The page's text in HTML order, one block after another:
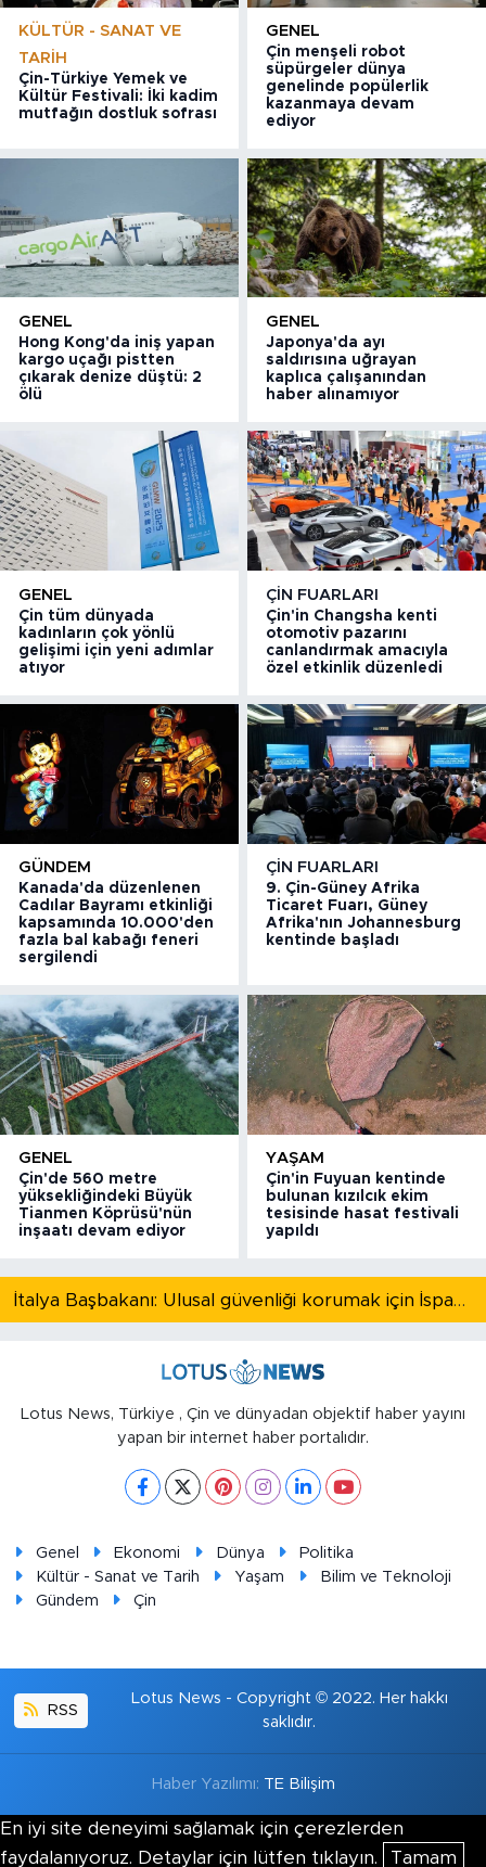
KÜLTÜR - SANAT VE
TARIH
Çin-Türkiye Yemek ve
Kültür Festivali: İki kadim
mutfağın dostluk sofrası
GENEL
Çin menşeli robot
süpürgeler dünya
genelinde popülerlik
kazanmaya devam
ediyor
GENEL
Hong Kong'da iniş yapan
kargo uçağı pistten
çıkarak denize düştü: 2
ölü
GENEL
Japonya'da ayı
saldırısına uğrayan
kaplıca çalışanından
haber alınamıyor
GENEL
Çin tüm dünyada
kadınların çok yönlü
gelişimi için yeni adımlar
atıyor
ÇIN FUARLARI
Çin'in Changsha kenti
otomotiv pazarını
canlandırmak amacıyla
özel etkinlik düzenledi
GÜNDEM
Kanada'da düzenlenen
Cadılar Bayramı etkinliği
kapsamında 10.000'den
fazla bal kabağı feneri
sergilendi
ÇIN FUARLARI
9. Çin-Güney Afrika
Ticaret Fuarı, Güney
Afrika'nın Johannesburg
kentinde başladı
GENEL
Çin'de 560 metre
yüksekliğindeki Büyük
Tianmen Köprüsü'nün
inşaatı devam ediyor
YAŞAM
Çin'in Fuyuan kentinde
bulunan kızılcık ekim
tesisinde hasat festivali
yapıldı
İtalya Başbakanı: Ulusal güvenliği korumak için İspanya ile Schengen kapsamındaki serbest dolaşımı askıya alıyoruz
Lotus News, Türkiye , Çin ve dünyadan objektif haber yayını
yapan bir internet haber portalıdır.
Genel Ekonomi Dünya
Politika
Kültür - Sanat ve Tarih
Yaşam
Bilim ve Teknoloji
Gündem
Çin
RSS
Lotus News - Copyright © 2022. Her hakkı
saklıdır.
Haber Yazılımı: TE Bilişim
En iyi site deneyimi sağlamak için çerezlerden
faydalanıyoruz. Detaylar için lütfen tıklayın.
Tamam